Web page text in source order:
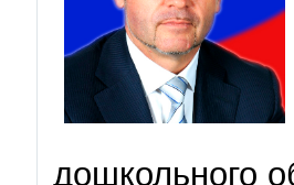
дошкольного